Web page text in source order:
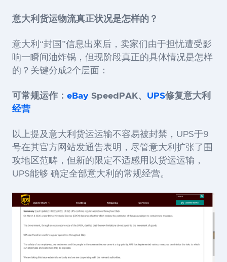
意大利货运物流真正状况是怎样的？
意大利“封国”信息出來后，卖家们由于担忧遭受影
响一瞬间油炸锅，但现阶段真正的具体情况是怎样
的？关键分成2个层面：
可常规运作： eBay SpeedPAK、 UPS修复意大利
经营
以上提及意大利货运运输不容易被封禁，UPS于9
号在其官方网站发通告表明，尽管意大利扩张了围
攻地区范畴，但新的限定不适感用以货运运输，
UPS能够 确定全部意大利的常规经营。